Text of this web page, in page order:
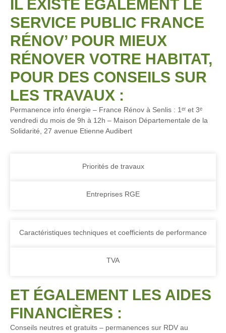
IL EXISTE ÉGALEMENT LE
SERVICE PUBLIC FRANCE
RÉNOV’ POUR MIEUX
RÉNOVER VOTRE HABITAT,
POUR DES CONSEILS SUR
LES TRAVAUX :
Permanence info énergie – France Rénov à Senlis : 1ᵉʳ et 3ᵉ
vendredi du mois de 9h à 12h – Maison Départementale de la
Solidarité, 27 avenue Etienne Audibert
Priorités de travaux
Entreprises RGE
Caractéristiques techniques et coefficients de performance
TVA
ET ÉGALEMENT LES AIDES
FINANCIÈRES :
Conseils neutres et gratuits – permanences sur RDV au